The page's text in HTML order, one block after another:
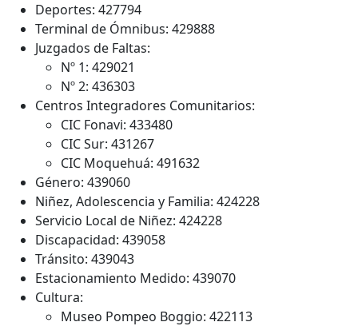
Deportes: 427794
Terminal de Ómnibus: 429888
Juzgados de Faltas:
Nº 1: 429021
Nº 2: 436303
Centros Integradores Comunitarios:
CIC Fonavi: 433480
CIC Sur: 431267
CIC Moquehuá: 491632
Género: 439060
Niñez, Adolescencia y Familia: 424228
Servicio Local de Niñez: 424228
Discapacidad: 439058
Tránsito: 439043
Estacionamiento Medido: 439070
Cultura:
Museo Pompeo Boggio: 422113